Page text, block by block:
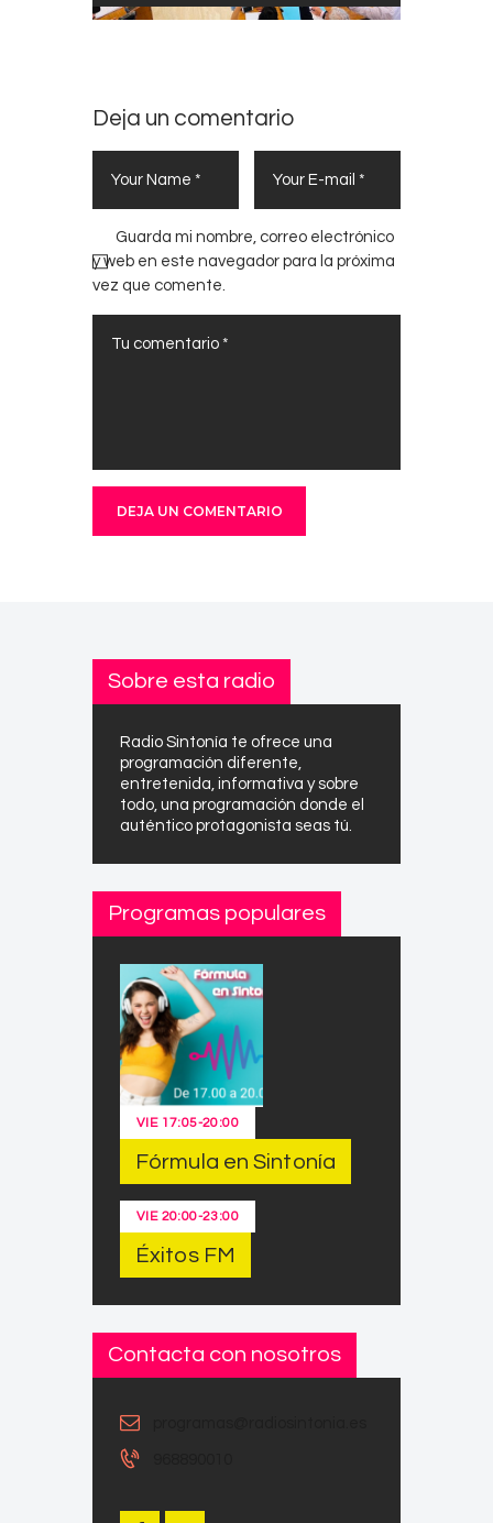
Deja un comentario
Guarda mi nombre, correo electrónico
y web en este navegador para la próxima
vez que comente.
Sobre esta radio
Radio Sintonía te ofrece una
programación diferente,
entretenida, informativa y sobre
todo, una programación donde el
auténtico protagonista seas tú.
Programas populares
VIE 17:05-20:00
Fórmula en Sintonía
VIE 20:00-23:00
Éxitos FM
Contacta con nosotros